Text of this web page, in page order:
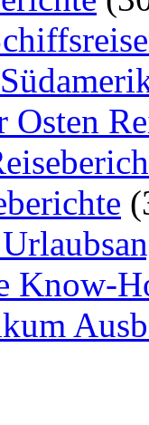
Know-